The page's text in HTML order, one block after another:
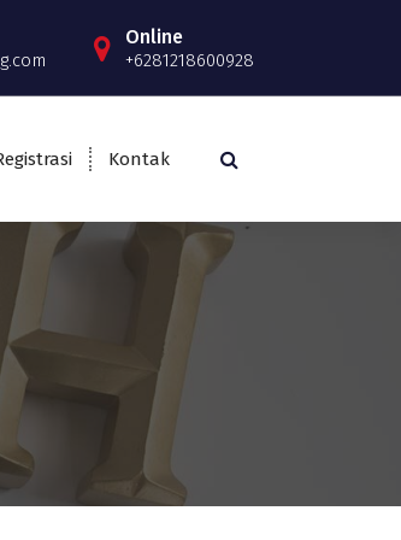
Online
+6281218600928
Kontak